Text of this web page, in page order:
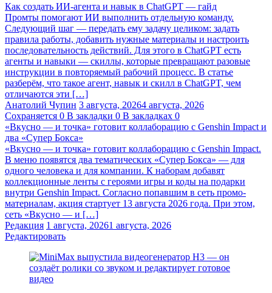
Как создать ИИ-агента и навык в ChatGPT — гайд
Промты помогают ИИ выполнить отдельную команду.
Следующий шаг — передать ему задачу целиком: задать
правила работы, добавить нужные материалы и настроить
последовательность действий. Для этого в ChatGPT есть
агенты и навыки — скиллы, которые превращают разовые
инструкции в повторяемый рабочий процесс. В статье
разберём, что такое агент, навык и скилл в ChatGPT, чем
отличаются эти […]
Анатолий Чупин 3 августа, 20264 августа, 2026
Сохраняется 0 В закладки 0 В закладках 0
«Вкусно — и точка» готовит коллаборацию с Genshin Impact и
два «Супер Бокса»
«Вкусно — и точка» готовит коллаборацию с Genshin Impact.
В меню появятся два тематических «Супер Бокса» — для
одного человека и для компании. К наборам добавят
коллекционные ленты с героями игры и коды на подарки
внутри Genshin Impact. Согласно попавшим в сеть промо-
материалам, акция стартует 13 августа 2026 года. При этом,
сеть «Вкусно — и […]
Редакция 1 августа, 20261 августа, 2026
Редактировать